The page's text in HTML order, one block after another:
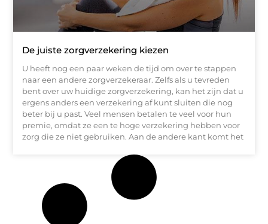
De juiste zorgverzekering kiezen
U heeft nog een paar weken de tijd om over te stappen
naar een andere zorgverzekeraar. Zelfs als u tevreden
bent over uw huidige zorgverzekering, kan het zijn dat u
ergens anders een verzekering af kunt sluiten die nog
beter bij u past. Veel mensen betalen te veel voor hun
premie, omdat ze een te hoge verzekering hebben voor
zorg die ze niet gebruiken. Aan de andere kant komt het